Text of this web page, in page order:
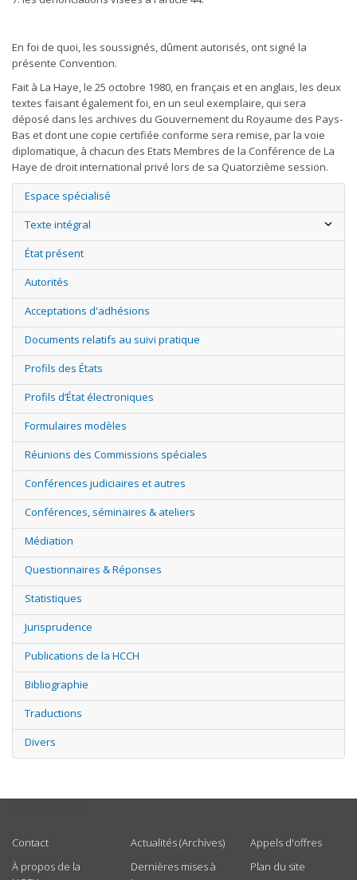
En foi de quoi, les soussignés, dûment autorisés, ont signé la
présente Convention.
Fait à La Haye, le 25 octobre 1980, en français et en anglais, les deux
textes faisant également foi, en un seul exemplaire, qui sera
déposé dans les archives du Gouvernement du Royaume des Pays-
Bas et dont une copie certifiée conforme sera remise, par la voie
diplomatique, à chacun des Etats Membres de la Conférence de La
Haye de droit international privé lors de sa Quatorzième session.
Espace spécialisé
Texte intégral
État présent
Autorités
Acceptations d'adhésions
Documents relatifs au suivi pratique
Profils des États
Profils d’État électroniques
Formulaires modèles
Réunions des Commissions spéciales
Conférences judiciaires et autres
Conférences, séminaires & ateliers
Médiation
Questionnaires & Réponses
Statistiques
Jurisprudence
Publications de la HCCH
Bibliographie
Traductions
Divers
Contact
À propos de la
Actualités (Archives)
Dernières mises à
Appels d'offres
Plan du site